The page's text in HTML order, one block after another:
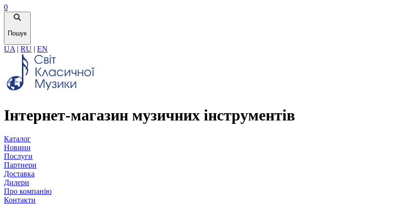
0
Пошук
UA | RU | EN
Інтернет-магазин музичних інструментів
Каталог
Новини
Послуги
Партнери
Доставка
Дилери
Про компанію
Контакти